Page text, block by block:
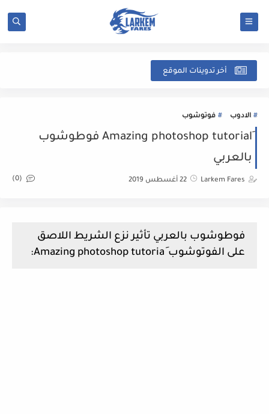
أخر تدوينات الموقع
الادوب فوتوشوب
َAmazing photoshop tutorial فوطوشوب
بالعربي
Larkem Fares 22 أغسطس 2019 (0)
فوطوشوب بالعربي تأثير نزع الشريط اللاصق
على الفوتوشوب َAmazing photoshop tutoria: